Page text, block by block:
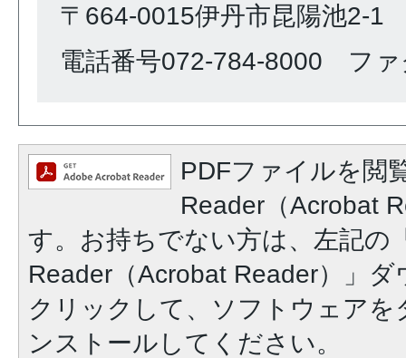
〒664-0015伊丹市昆陽池2-1
電話番号072-784-8000 ファ
PDFファイルを閲
Reader（Acrobat
す。お持ちでない方は、左記の
Reader（Acrobat Reader）」
クリックして、ソフトウェア
ンストールしてください。